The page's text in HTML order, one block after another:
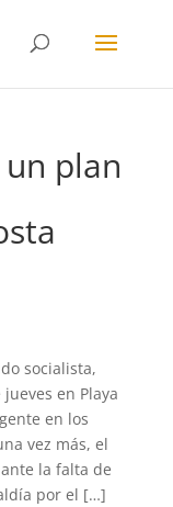
un plan
socialista,
en Playa
en los
vez más, el
la falta de
por el […]